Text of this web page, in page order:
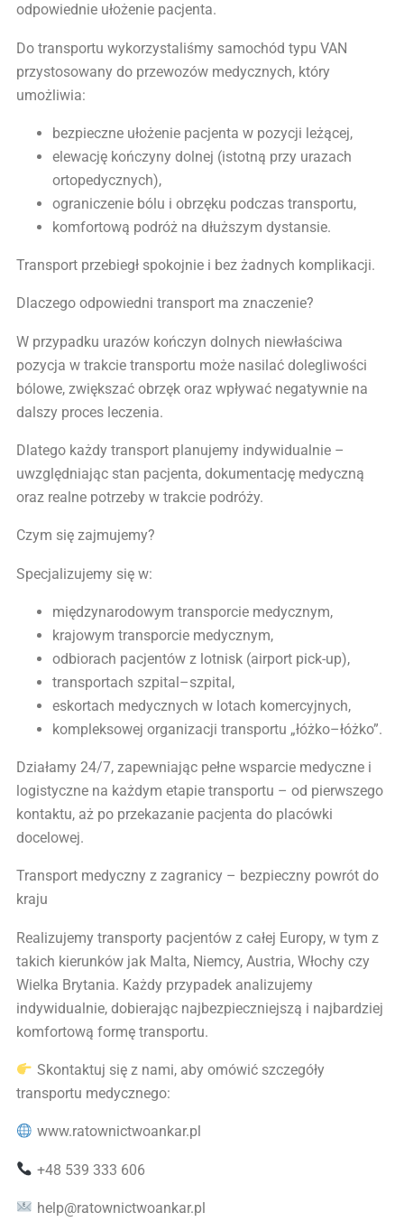
odpowiednie ułożenie pacjenta.
Do transportu wykorzystaliśmy samochód typu VAN
przystosowany do przewozów medycznych, który
umożliwia:
bezpieczne ułożenie pacjenta w pozycji leżącej,
elewację kończyny dolnej (istotną przy urazach
ortopedycznych),
ograniczenie bólu i obrzęku podczas transportu,
komfortową podróż na dłuższym dystansie.
Transport przebiegł spokojnie i bez żadnych komplikacji.
Dlaczego odpowiedni transport ma znaczenie?
W przypadku urazów kończyn dolnych niewłaściwa
pozycja w trakcie transportu może nasilać dolegliwości
bólowe, zwiększać obrzęk oraz wpływać negatywnie na
dalszy proces leczenia.
Dlatego każdy transport planujemy indywidualnie –
uwzględniając stan pacjenta, dokumentację medyczną
oraz realne potrzeby w trakcie podróży.
Czym się zajmujemy?
Specjalizujemy się w:
międzynarodowym transporcie medycznym,
krajowym transporcie medycznym,
odbiorach pacjentów z lotnisk (airport pick-up),
transportach szpital–szpital,
eskortach medycznych w lotach komercyjnych,
kompleksowej organizacji transportu „łóżko–łóżko”.
Działamy 24/7, zapewniając pełne wsparcie medyczne i
logistyczne na każdym etapie transportu – od pierwszego
kontaktu, aż po przekazanie pacjenta do placówki
docelowej.
Transport medyczny z zagranicy – bezpieczny powrót do
kraju
Realizujemy transporty pacjentów z całej Europy, w tym z
takich kierunków jak Malta, Niemcy, Austria, Włochy czy
Wielka Brytania. Każdy przypadek analizujemy
indywidualnie, dobierając najbezpieczniejszą i najbardziej
komfortową formę transportu.
Skontaktuj się z nami, aby omówić szczegóły
transportu medycznego:
www.ratownictwoankar.pl
+48 539 333 606
help@ratownictwoankar.pl